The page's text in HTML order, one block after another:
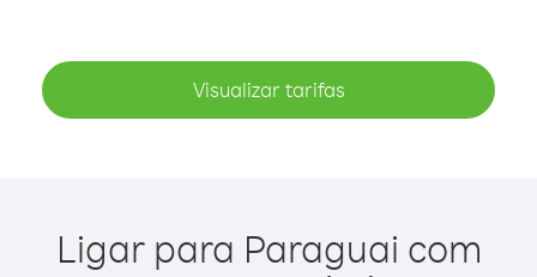
Visualizar tarifas
Ligar para Paraguai com